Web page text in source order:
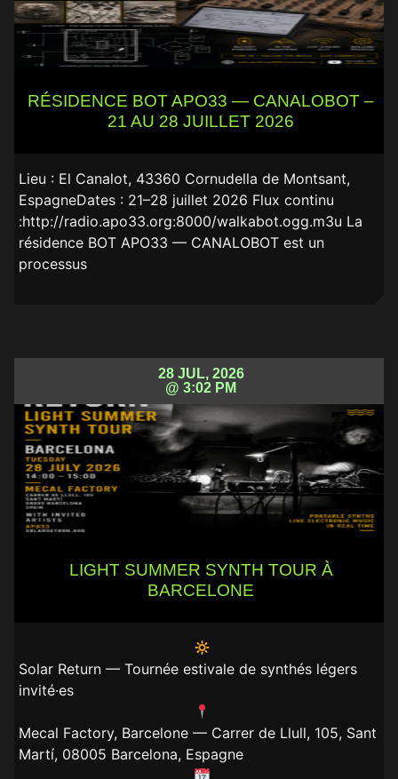
RÉSIDENCE BOT APO33 — CANALOBOT –
21 AU 28 JUILLET 2026
Lieu : El Canalot, 43360 Cornudella de Montsant,
EspagneDates : 21–28 juillet 2026 Flux continu
:http://radio.apo33.org:8000/walkabot.ogg.m3u La
résidence BOT APO33 — CANALOBOT est un
processus
28 JUL, 2026
@ 3:02 PM
LIGHT SUMMER SYNTH TOUR À
BARCELONE
Solar Return — Tournée estivale de synthés légers
invité·es
Mecal Factory, Barcelone — Carrer de Llull, 105, Sant
Martí, 08005 Barcelona, Espagne